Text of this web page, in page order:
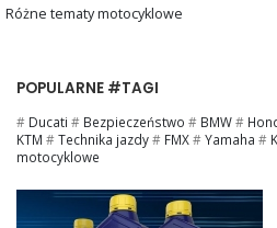
Różne tematy motocyklowe
POPULARNE #TAGI
# Ducati # Bezpieczeństwo # BMW#
KTM #Technika jazdy# FMX#Yamaha #
motocyklowe